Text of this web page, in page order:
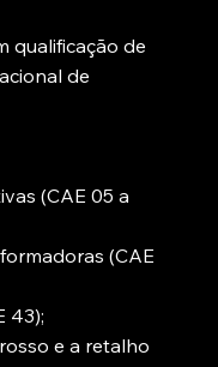
qualificação de
de
(CAE 05 a
(CAE
43);
e a retalho